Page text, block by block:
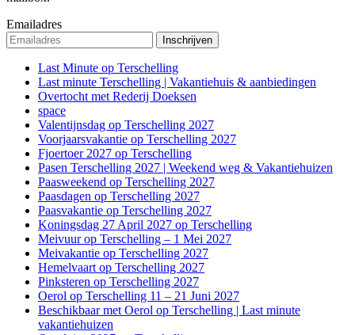
Emailadres
Last Minute op Terschelling
Last minute Terschelling | Vakantiehuis & aanbiedingen
Overtocht met Rederij Doeksen
space
Valentijnsdag op Terschelling 2027
Voorjaarsvakantie op Terschelling 2027
Fjoertoer 2027 op Terschelling
Pasen Terschelling 2027 | Weekend weg & Vakantiehuizen
Paasweekend op Terschelling 2027
Paasdagen op Terschelling 2027
Paasvakantie op Terschelling 2027
Koningsdag 27 April 2027 op Terschelling
Meivuur op Terschelling – 1 Mei 2027
Meivakantie op Terschelling 2027
Hemelvaart op Terschelling 2027
Pinksteren op Terschelling 2027
Oerol op Terschelling 11 – 21 Juni 2027
Beschikbaar met Oerol op Terschelling | Last minute
vakantiehuizen